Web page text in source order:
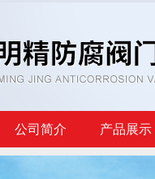
公司简介 产品展示